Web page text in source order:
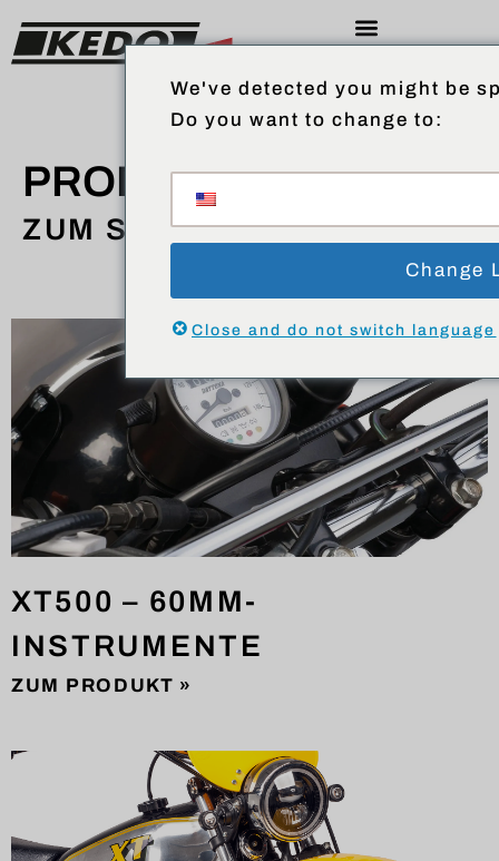
PRODUKTE
ZUM SHOP
XT500 – 60MM-
INSTRUMENTE
ZUM PRODUKT »
We've detected you might be
Do you want to change to:
Change
Close and do not switch language